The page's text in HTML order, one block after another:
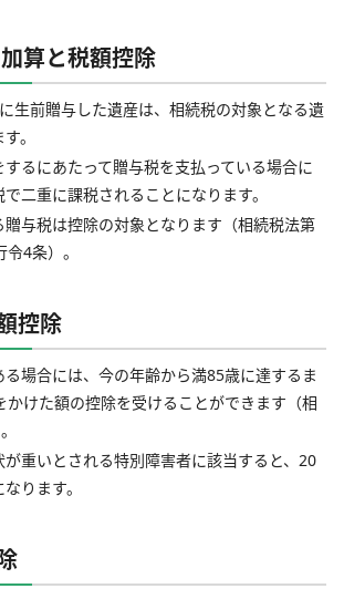
算と税額控除
生前贈与した遺産は、相続税の対象となる遺
。
るにあたって贈与税を支払っている場合に
二重に課税されることになります。
与税は控除の対象となります（相続税法第
4条）。
控除
場合には、今の年齢から満85歳に達するま
かけた額の控除を受けることができます（相
重いとされる特別障害者に該当すると、20
ります。